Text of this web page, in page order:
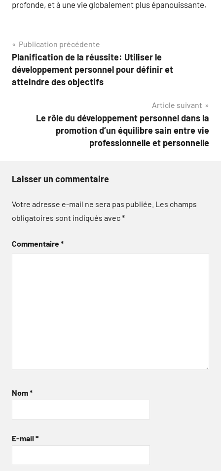
profonde, et à une vie globalement plus épanouissante.
Navigation
de
l’article
Publication précédente
Planification de la réussite: Utiliser le
développement personnel pour définir et
atteindre des objectifs
Article suivant
Le rôle du développement personnel dans la
promotion d’un équilibre sain entre vie
professionnelle et personnelle
Laisser un commentaire
Votre adresse e-mail ne sera pas publiée. Les champs
obligatoires sont indiqués avec*
Commentaire*
Nom*
E-mail *